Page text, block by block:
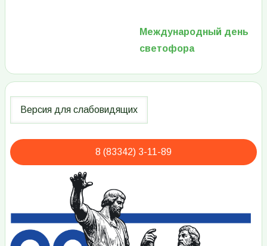
Международный день
светофора
8 (83342) 3-11-89